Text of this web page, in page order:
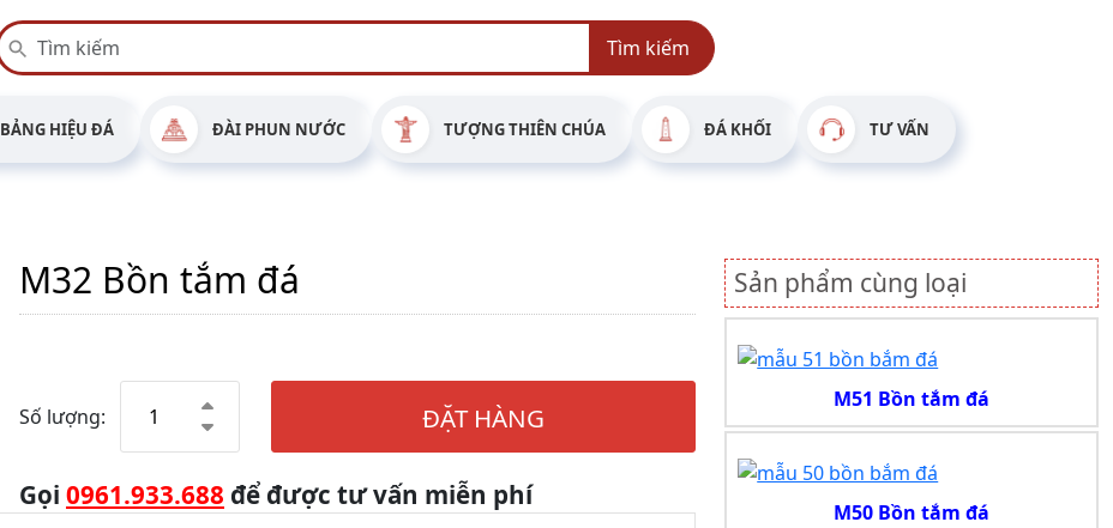
Tìm kiếm
BẢNG HIỆU ĐÁ ĐÀI PHUN NƯỚC TƯỢNG THIÊN CHÚA ĐÁ KHỐI TƯ VẤN
M32 Bồn tắm đá
Số lượng: ĐẶT HÀNG
Gọi 0961.933.688 để được tư vấn miễn phí
Sản phẩm cùng loại
M51 Bồn tắm đá
M50 Bồn tắm đá